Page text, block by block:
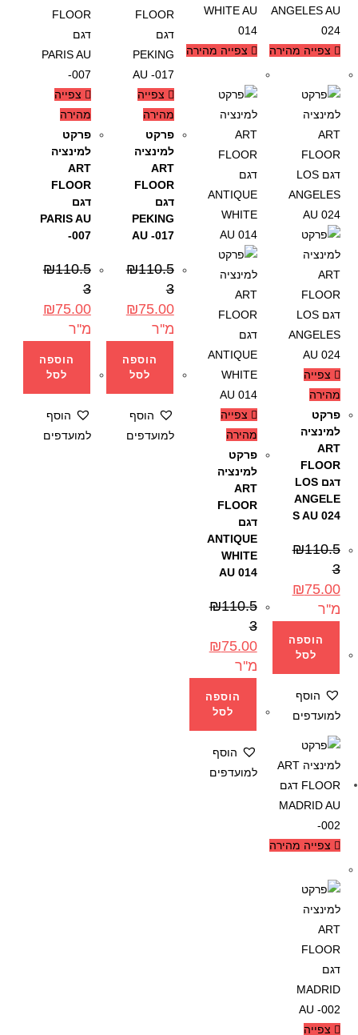
צפייה
מהירה
פרקט
למינציה
ART
FLOOR
דגם
PARIS AU
-007
₪110.5
3
₪75.00
מ''ר
הוספה
לסל
הוסף
למועדפים
צפייה
מהירה
פרקט
למינציה
ART
FLOOR
דגם
PEKING
AU -017
₪110.5
3
₪75.00
מ''ר
הוספה
לסל
הוסף
למועדפים
צפייה מהירה
צפייה
מהירה
פרקט
למינציה
ART
FLOOR
דגם
ANTIQUE
WHITE
AU 014
₪110.5
3
₪75.00
מ''ר
הוספה
לסל
הוסף
למועדפים
צפייה מהירה
צפייה
מהירה
פרקט
למינציה
ART
FLOOR
דגם LOS
ANGELE
S AU 024
₪110.5
3
₪75.00
מ''ר
הוספה
לסל
הוסף
למועדפים
צפייה מהירה
צפייה